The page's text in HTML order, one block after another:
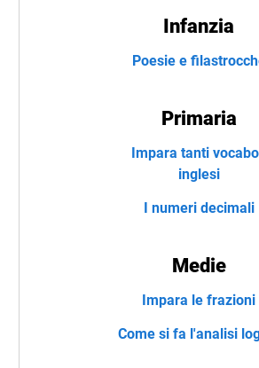
Infanzia
Poesie e
Primaria
Impara tanti
inglesi
I numeri decimali
Medie
Impara le frazioni
Come si fa l'analisi